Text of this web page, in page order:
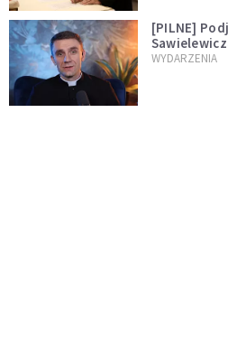
[PILNE]
mediach
WYDARZENIA